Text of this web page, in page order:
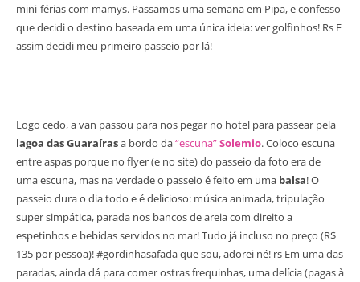
mini-férias com mamys. Passamos uma semana em Pipa, e confesso
que decidi o destino baseada em uma única ideia: ver golfinhos! Rs E
assim decidi meu primeiro passeio por lá!
Logo cedo, a van passou para nos pegar no hotel para passear pela
lagoa das Guaraírasa bordo da“escuna”Solemio. Coloco escuna
entre aspas porque no flyer (e no site) do passeio da foto era de
uma escuna, mas na verdade o passeio é feito em uma balsa! O
passeio dura o dia todo e é delicioso: música animada, tripulação
super simpática, parada nos bancos de areia com direito a
espetinhos e bebidas servidos no mar! Tudo já incluso no preço (R$
135 por pessoa)! #gordinhasafada que sou, adorei né! rs Em uma das
paradas, ainda dá para comer ostras frequinhas, uma delícia (pagas à